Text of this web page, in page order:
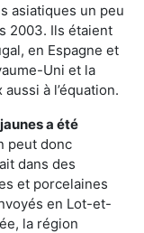
asiatiques un peu
2003. Ils étaient
en Espagne et
Uni et la
à l’équation.
a été
peut donc
dans des
et porcelaines
en Lot-et-
la région